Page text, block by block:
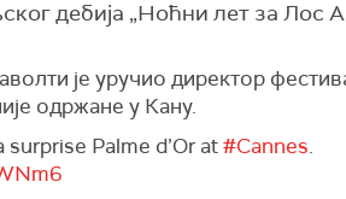
дебија „Ноћни лет за Лос
је уручио директор
одржане у Кану.
Palme d’Or at#Cannes.